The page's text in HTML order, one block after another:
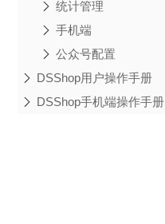
统计管理
手机端
公众号配置
DSShop用户操作手册
DSShop手机端操作手册